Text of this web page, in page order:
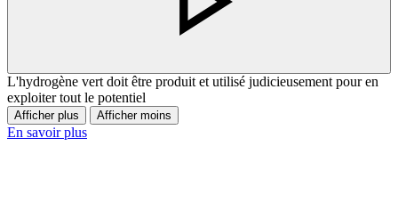
L'hydrogène vert doit être produit et utilisé judicieusement pour en
exploiter tout le potentiel
Afficher plus Afficher moins
En savoir plus